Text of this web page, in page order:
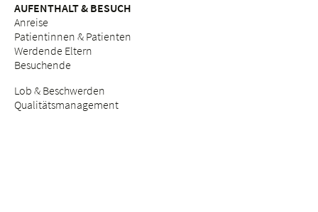
AUFENTHALT & BESUCH
Anreise
Patientinnen & Patienten
Werdende Eltern
Besuchende
Lob & Beschwerden
Qualitätsmanagement